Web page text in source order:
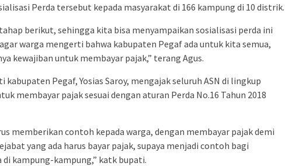
Perda tersebut kepada masyarakat di 166 kampung di 10 distrik.
berikut, sehingga kita bisa menyampaikan sosialisasi perda ini
warga mengerti bahwa kabupaten Pegaf ada untuk kita semua,
kewajiban untuk membayar pajak,” terang Agus.
Pegaf, Yosias Saroy, mengajak seluruh ASN di lingkup
membayar pajak sesuai dengan aturan Perda No.16 Tahun 2018
memberikan contoh kepada warga, dengan membayar pajak demi
yang ada harus bayar pajak, supaya menjadi contoh bagi
di kampung-kampung,” katk bupati.